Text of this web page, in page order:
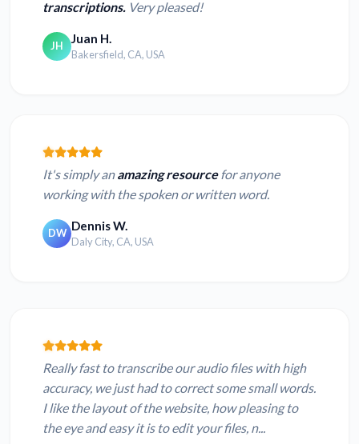
transcriptions. Very pleased!
JH Juan H.
Bakersfield, CA, USA
It's simply anamazing resourcefor anyone
working with the spoken or written word.
DW Dennis W.
Daly City, CA, USA
Really fast to transcribe our audio files with high
accuracy, we just had to correct some small words.
I like the layout of the website, how pleasing to
the eye and easy it is to edit your files, n...